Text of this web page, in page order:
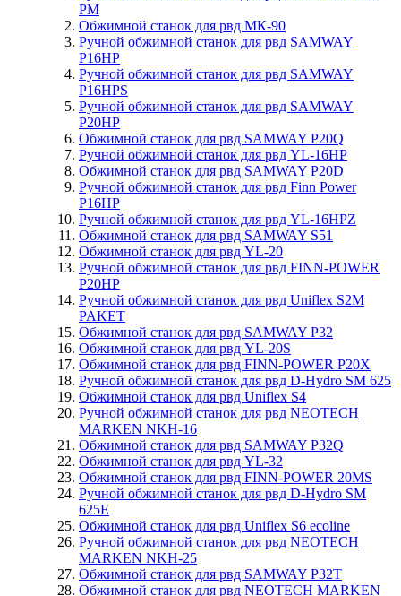
PM
Обжимной станок для рвд МК-90
Ручной обжимной станок для рвд SAMWAY
P16HP
Ручной обжимной станок для рвд SAMWAY
P16HPS
Ручной обжимной станок для рвд SAMWAY
P20HP
Обжимной станок для рвд SAMWAY P20Q
Ручной обжимной станок для рвд YL-16HP
Обжимной станок для рвд SAMWAY P20D
Ручной обжимной станок для рвд Finn Power
P16HP
Ручной обжимной станок для рвд YL-16HPZ
Обжимной станок для рвд SAMWAY S51
Обжимной станок для рвд YL-20
Ручной обжимной станок для рвд FINN-POWER
P20HP
Ручной обжимной станок для рвд Uniflex S2M
PAKET
Обжимной станок для рвд SAMWAY P32
Обжимной станок для рвд YL-20S
Обжимной станок для рвд FINN-POWER P20X
Ручной обжимной станок для рвд D-Hydro SM 625
Обжимной станок для рвд Uniflex S4
Ручной обжимной станок для рвд NEOTECH
MARKEN NKH-16
Обжимной станок для рвд SAMWAY P32Q
Обжимной станок для рвд YL-32
Обжимной станок для рвд FINN-POWER 20MS
Ручной обжимной станок для рвд D-Hydro SM
625E
Обжимной станок для рвд Uniflex S6 ecoline
Ручной обжимной станок для рвд NEOTECH
MARKEN NKH-25
Обжимной станок для рвд SAMWAY P32T
Обжимной станок для рвд NEOTECH MARKEN